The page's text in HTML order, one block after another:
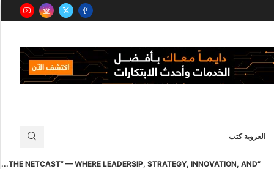
العروبة كتب
“THE NETCAST” — WHERE LEADERSIP, STRATEGY, INNOVATION, AND...